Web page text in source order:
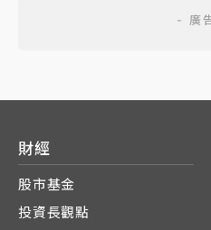
財經
股市基金
投資長觀點